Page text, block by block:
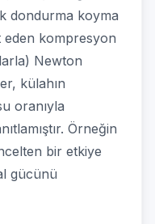
dondurma koyma
eden kompresyon
Newton
külahın
oranıyla
Örneğin
bir etkiye
gücünü